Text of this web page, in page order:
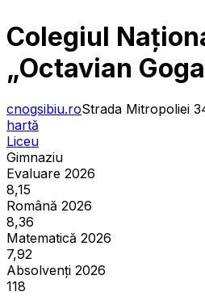
Colegiul
„Octavian
cnogsibiu.roStrada Mitropoliei
hartă
Liceu
Gimnaziu
Evaluare 2026
8,15
Română 2026
8,36
Matematică 2026
7,92
Absolvenți 2026
118